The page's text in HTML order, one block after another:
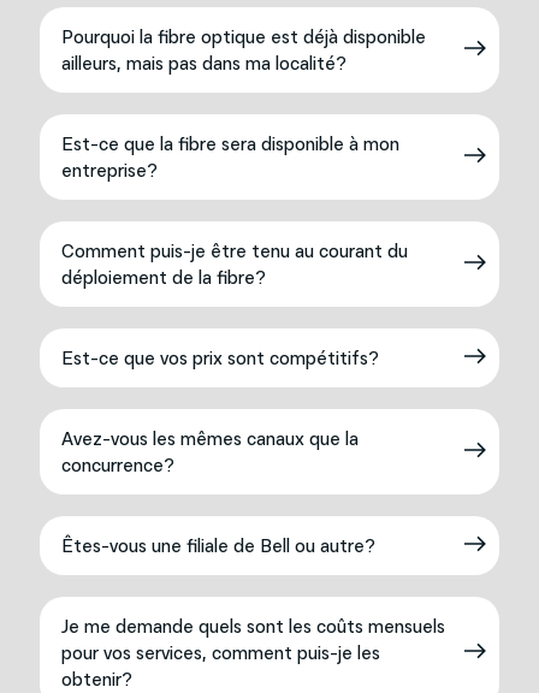
Pourquoi la fibre optique est déjà disponible
ailleurs, mais pas dans ma localité?
Est-ce que la fibre sera disponible à mon
entreprise?
Comment puis-je être tenu au courant du
déploiement de la fibre?
Est-ce que vos prix sont compétitifs?
Avez-vous les mêmes canaux que la
concurrence?
Êtes-vous une filiale de Bell ou autre?
Je me demande quels sont les coûts mensuels
pour vos services, comment puis-je les
obtenir?